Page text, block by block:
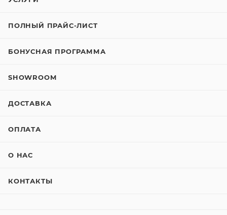
ПОЛНЫЙ ПРАЙС-ЛИСТ
БОНУСНАЯ ПРОГРАММА
SHOWROOM
ДОСТАВКА
ОПЛАТА
О НАС
КОНТАКТЫ